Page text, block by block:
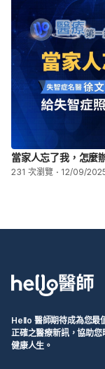
當家人忘了我，怎麼
231 次瀏覽 12/09/
Hello 醫師期待成為您最
正確之醫療新訊，協助
健康人生。